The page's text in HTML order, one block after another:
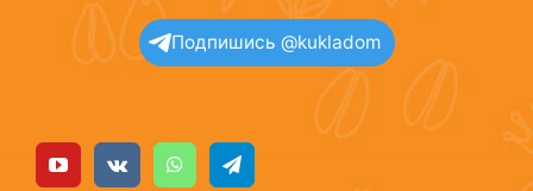
Подпишись @kukladom